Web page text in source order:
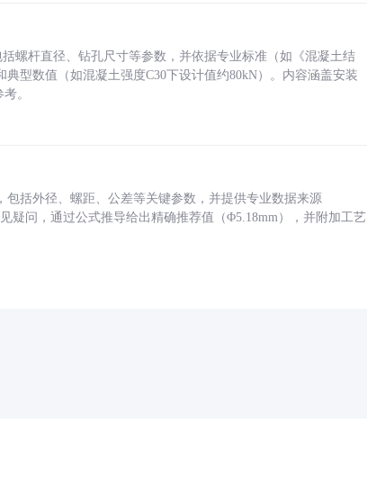
螺杆直径、钻孔尺寸等参数，并依据专业标准（如《混凝土结
型数值（如混凝土强度C30下设计值约80kN）。内容涵盖安装
。
括外径、螺距、公差等关键参数，并提供专业数据来源
疑问，通过公式推导给出精确推荐值（Φ5.18mm），并附加工艺